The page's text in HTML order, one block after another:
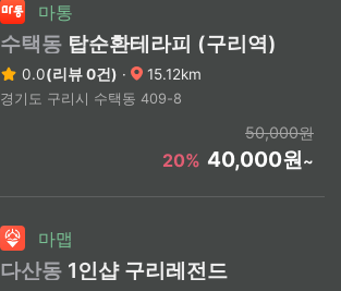
마통
수택동 탑순환테라피 (구리역)
0.0(리뷰 0건) · 15.12km
경기도 구리시 수택동 409-8
50,000원
20% 40,000원~
마맵
다산동 1인샵 구리레전드